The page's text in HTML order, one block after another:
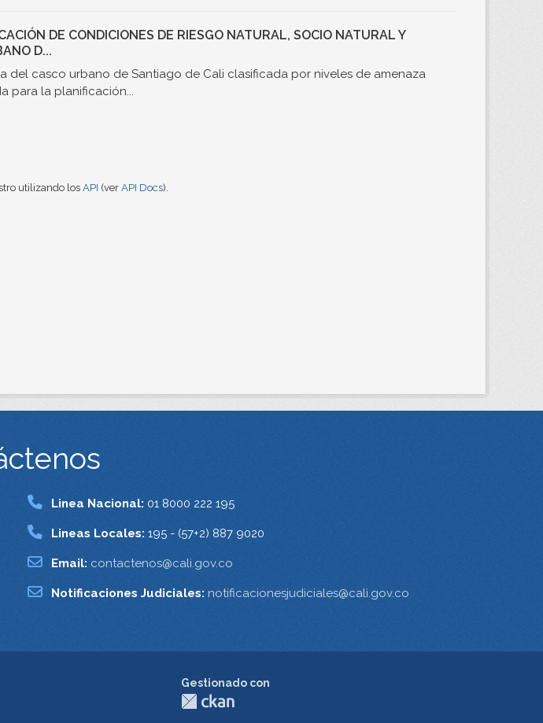
DE CONDICIONES DE RIESGO NATURAL, SOCIO NATURAL Y
D...
del casco urbano de Santiago de Cali clasificada por niveles de amenaza
para la planificación...
utilizando los API (ver API Docs).
Linea Nacional: 01 8000 222 195
Lineas Locales: 195 - (57+2) 887 9020
Email: contactenos@cali.gov.co
Notificaciones Judiciales: notificacionesjudiciales@cali.gov.co
Gestionado con